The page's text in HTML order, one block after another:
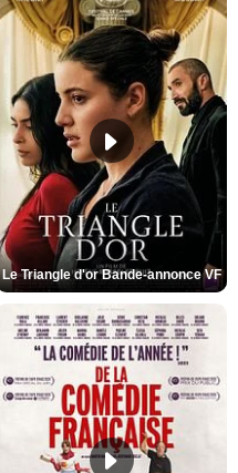
Le Triangle d'or Bande-annonce VF